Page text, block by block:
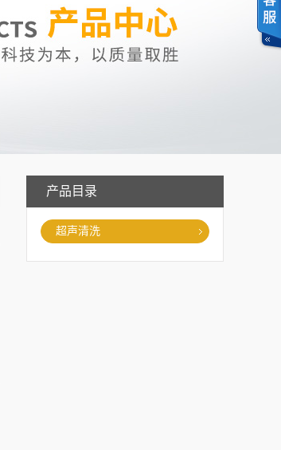
产品目录
超声清洗